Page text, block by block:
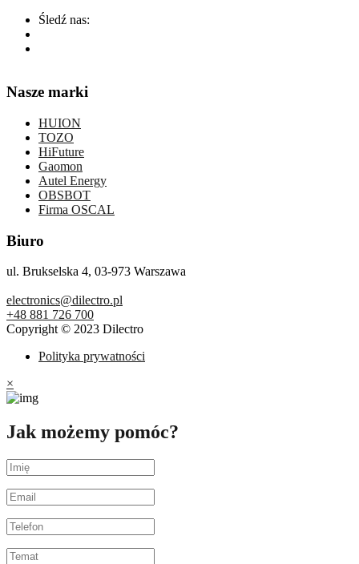
Śledź nas:
Nasze marki
HUION
TOZO
HiFuture
Gaomon
Autel Energy
OBSBOT
Firma OSCAL
Biuro
ul. Brukselska 4, 03-973 Warszawa
electronics@dilectro.pl
+48 881 726 700
Copyright © 2023 Dilectro
Polityka prywatności
×
Jak możemy pomóc?